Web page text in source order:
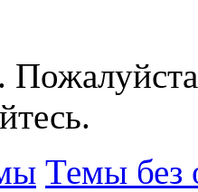
Темы без